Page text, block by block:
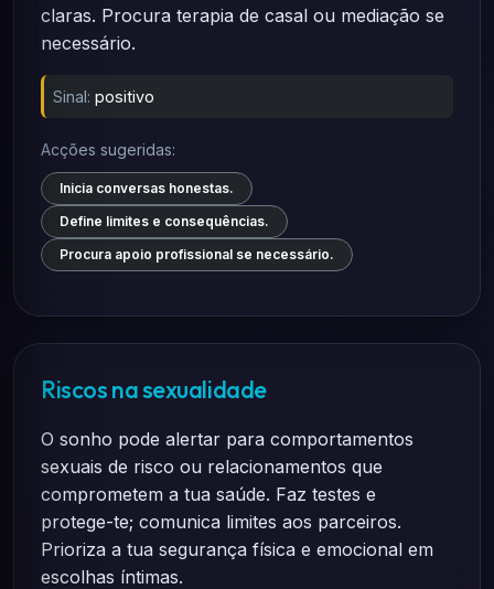
claras. Procura terapia de casal ou mediação se
necessário.
Sinal: positivo
Acções sugeridas:
Inicia conversas honestas.
Define limites e consequências.
Procura apoio profissional se necessário.
Riscos na sexualidade
O sonho pode alertar para comportamentos
sexuais de risco ou relacionamentos que
comprometem a tua saúde. Faz testes e
protege-te; comunica limites aos parceiros.
Prioriza a tua segurança física e emocional em
escolhas íntimas.